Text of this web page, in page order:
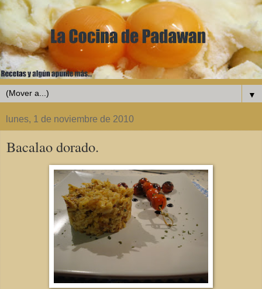
▼
lunes, 1 de noviembre de 2010
Bacalao dorado.